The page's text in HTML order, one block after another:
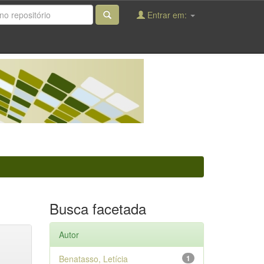
Entrar em:
Busca facetada
Autor
1
Benatasso, Letícia